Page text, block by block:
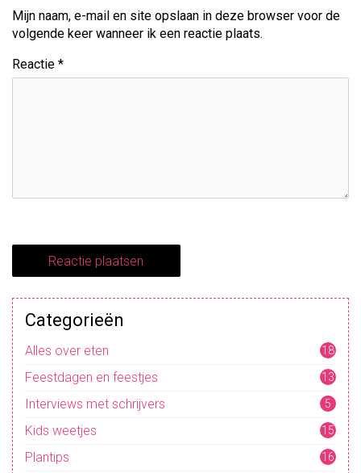
t
i
e
Mijn naam, e-mail en site opslaan in deze browser voor de
volgende keer wanneer ik een reactie plaats.
Reactie *
Categorieën
Alles over eten 18
Feestdagen en feestjes 13
Interviews met schrijvers 5
Kids weetjes 15
Plantips 16